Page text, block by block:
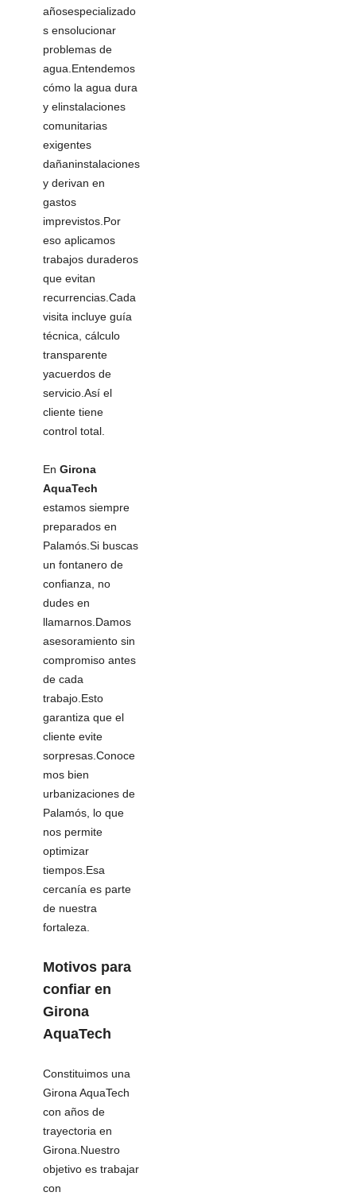
añosespecializado
s ensolucionar
problemas de
agua.Entendemos
cómo la agua dura
y elinstalaciones
comunitarias
exigentes
dañaninstalaciones
y derivan en
gastos
imprevistos.Por
eso aplicamos
trabajos duraderos
que evitan
recurrencias.Cada
visita incluye guía
técnica, cálculo
transparente
yacuerdos de
servicio.Así el
cliente tiene
control total.
En Girona
AquaTech
estamos siempre
preparados en
Palamós.Si buscas
un fontanero de
confianza, no
dudes en
llamarnos.Damos
asesoramiento sin
compromiso antes
de cada
trabajo.Esto
garantiza que el
cliente evite
sorpresas.Conoce
mos bien
urbanizaciones de
Palamós, lo que
nos permite
optimizar
tiempos.Esa
cercanía es parte
de nuestra
fortaleza.
Motivos para
confiar en
Girona
AquaTech
Constituimos una
Girona AquaTech
con años de
trayectoria en
Girona.Nuestro
objetivo es trabajar
con